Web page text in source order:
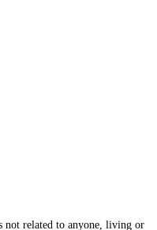
not related to anyone, living or